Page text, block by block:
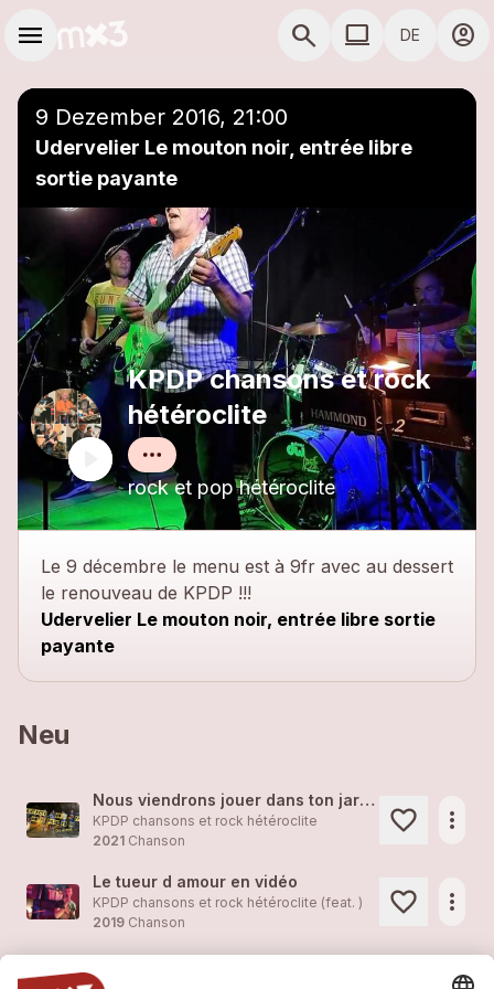
menu search COMPUTER
computer DE account_circle
9 Dezember 2016, 21:00
Udervelier Le mouton noir, entrée libre
sortie payante
KPDP chansons et rock
hétéroclite
rock et pop hétéroclite
Le 9 décembre le menu est à 9fr avec au dessert
le renouveau de KPDP !!!
Udervelier Le mouton noir, entrée libre sortie
payante
Neu
Nous viendrons jouer dans ton jardin !
KPDP chansons et rock hétéroclite
2021 Chanson
more_horiz
Le tueur d amour en vidéo
KPDP chansons et rock hétéroclite (feat. )
2019 Chanson
more_horiz
KPDP chansons et rock hétéroclite (feat. ) more_horiz
Einer Playlist hinzufügen close